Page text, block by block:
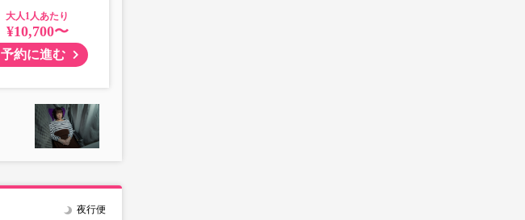
大人
¥10,700〜
予約に進む
夜行便